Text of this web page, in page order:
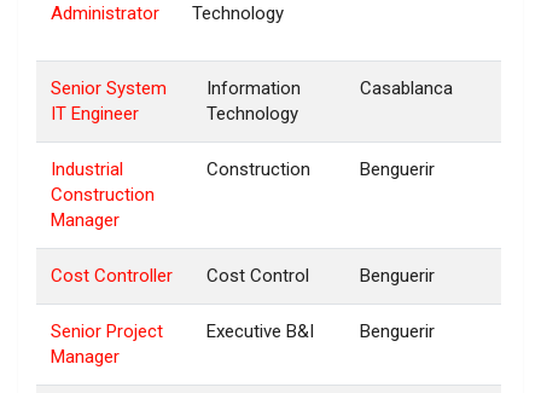
Administrator
Technology
Senior System
IT Engineer
Information
Technology
Casablanca
Industrial
Construction
Manager
Construction Benguerir
Cost Controller Cost Control Benguerir
Senior Project
Manager
Executive B&I Benguerir